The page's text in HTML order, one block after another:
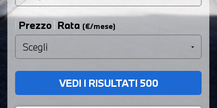
Prezzo Rata (€/mese)
VEDI I RISULTATI 500